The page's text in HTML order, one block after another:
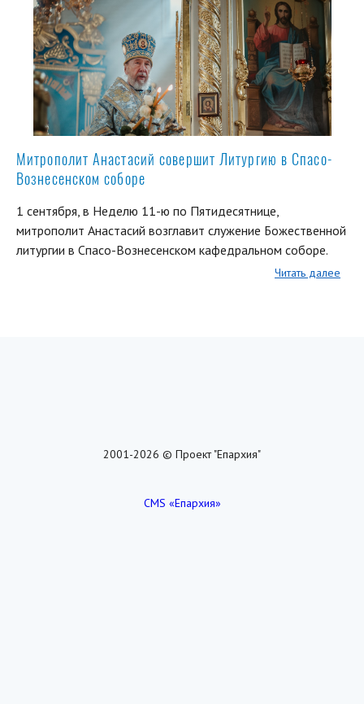
Митрополит Анастасий совершит Литургию в Спасо-
Вознесенском соборе
1 сентября, в Неделю 11-ю по Пятидесятнице,
митрополит Анастасий возглавит служение Божественной
литургии в Спасо-Вознесенском кафедральном соборе.
Читать далее
2001-2026 © Проект "Епархия"
CMS «Епархия»